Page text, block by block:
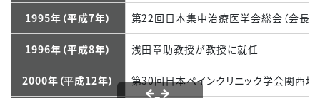
1995年（平成7年） 第22回日本集中治療医学会総会（会長
1996年（平成8年） 浅田章助教授が教授に就任
2000年（平成12年） 第30回日本ペインクリニック学会関西地